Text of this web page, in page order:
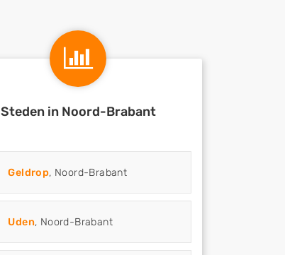
Steden in Noord-Brabant
Geldrop, Noord-Brabant
Uden, Noord-Brabant